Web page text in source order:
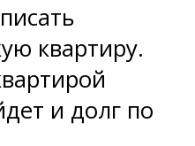
квартиру.
и долг по